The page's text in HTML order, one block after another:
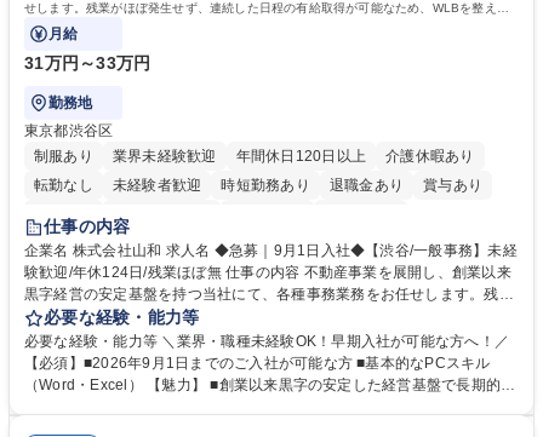
せします。残業がほぼ発生せず、連続した日程の有給取得が可能なため、WLBを整えた
い方にお勧めの環境です！
月給
31万円～33万円
勤務地
東京都渋谷区
制服あり
業界未経験歓迎 年間休日120日以上
介護休暇あり
転勤なし
未経験者歓迎 時短勤務あり 退職金あり
賞与あり
育休あり
完全週休2日制
仕事の内容
企業名 株式会社山和 求人名 ◆急募｜9月1日入社◆【渋谷/一般事務】未経
験歓迎/年休124日/残業ほぼ無 仕事の内容 不動産事業を展開し、創業以来
黒字経営の安定基盤を持つ当社にて、各種事務業務をお任せします。残業
がほぼ発生せず、連続した日程の有給取得が可能なため、WLBを整えたい
方にお勧めの環境です！ 入社後はOJTを通じて丁寧に研修を行いますの
で、事務未経験の方でも安心して臨むことができます。 【業務詳細】■電
話・来客対応 ■物件の鍵や社内の備品管理 ■データ入力や書類作成 ■契約
必要な経験・能力等
必要な経験・能力等 ＼業界・職種未経験OK！早期入社が可能な方へ！／
【必須】■2026年9月1日までのご入社が可能な方 ■基本的なPCスキル
（Word・Excel） 【魅力】 ■創業以来黒字の安定した経営基盤で長期的に